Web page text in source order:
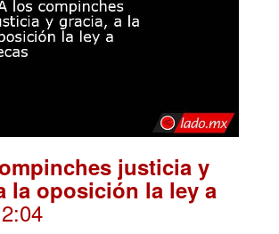
justicia y
la oposición la ley a